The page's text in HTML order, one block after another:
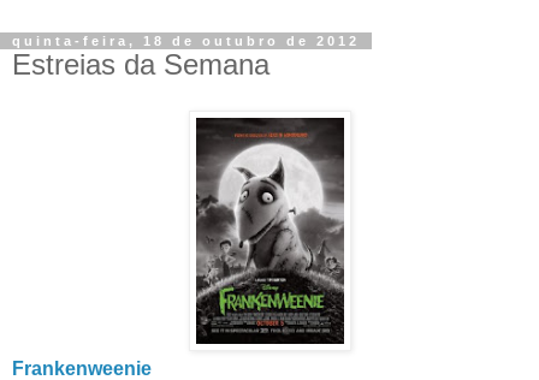
quinta-feira, 18 de outubro de 2012
Estreias da Semana
Frankenweenie